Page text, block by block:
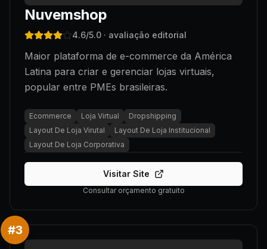
Nuvemshop
4.6/5.0 · avaliação editorial
Maior plataforma de e-commerce da América
Latina para criar e gerenciar lojas virtuais,
popular entre PMEs brasileiras.
Ecommerce Loja Virtual
Dropshipping
Layout De Loja Virutal
Layout De Loja Institucional
Layout De Loja Corporativa
Visitar Site
Consultar orçamento gratuito
#3